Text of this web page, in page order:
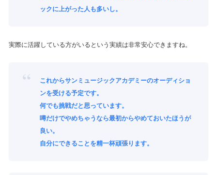
ックに上がった人も多いし。
実際に活躍している方がいるという実績は非常安心できますね。
これからサンミュージックアカデミーのオーディショ
ンを受ける予定です。
何でも挑戦だと思っています。
噂だけでやめちゃうなら最初からやめておいたほうが
良い。
自分にできることを精一杯頑張ります。